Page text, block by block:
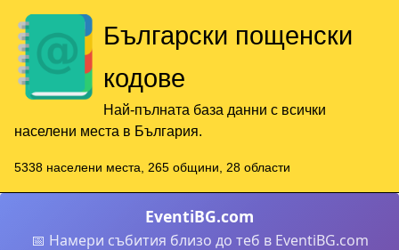
Български пощенски
кодове
Най-пълната база данни с всички
населени места в България.
5338 населени места, 265 общини, 28 области
EventiBG.com
📅 Намери събития близо до теб в EventiBG.com